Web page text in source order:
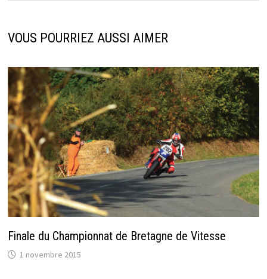
VOUS POURRIEZ AUSSI AIMER
Finale du Championnat de Bretagne de Vitesse
1 novembre 2015